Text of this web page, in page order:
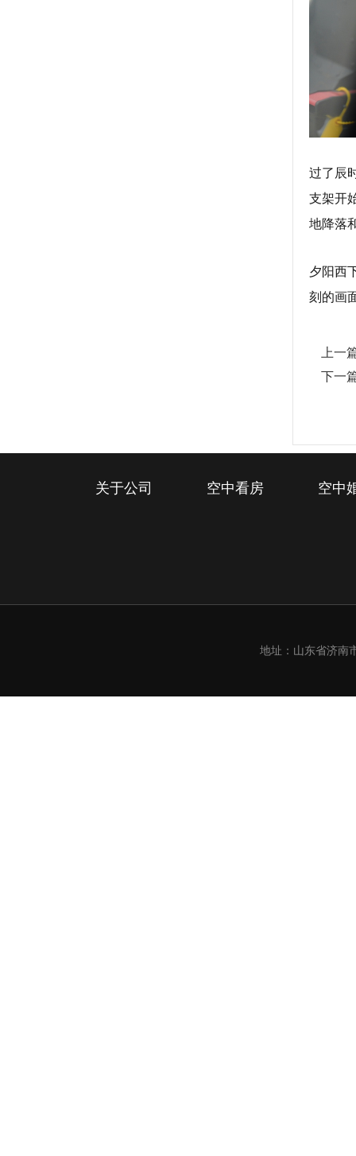
过了辰
支架开
地降落
夕阳西
刻的画
上一
下一
关于公司 空中看房 空中
地址：山东省济南